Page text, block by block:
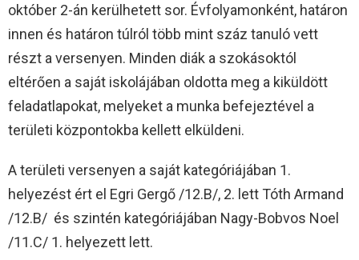
október 2-án kerülhetett sor. Évfolyamonként, határon
innen és határon túlról több mint száz tanuló vett
részt a versenyen. Minden diák a szokásoktól
eltérően a saját iskolájában oldotta meg a kiküldött
feladatlapokat, melyeket a munka befejeztével a
területi központokba kellett elküldeni.
A területi versenyen a saját kategóriájában 1.
helyezést ért el Egri Gergő /12.B/, 2. lett Tóth Armand
/12.B/ és szintén kategóriájában Nagy-Bobvos Noel
/11.C/ 1. helyezett lett.